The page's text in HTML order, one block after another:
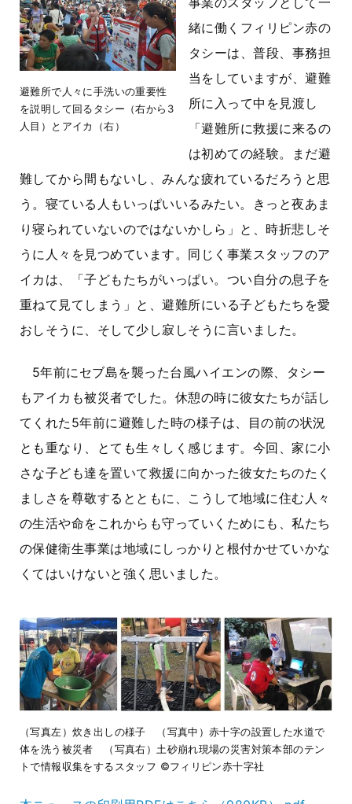
避難所で人々に手洗いの重要性
を説明して回るタシー（右から3
人目）とアイカ（右）
緒に働くフィリピン赤の
タシーは、普段、事務担
当をしていますが、避難
所に入って中を見渡し
「避難所に救援に来るの
は初めての経験。まだ避
難してから間もないし、みんな疲れているだろうと思
う。寝ている人もいっぱいいるみたい。きっと夜あま
り寝られていないのではないかしら」と、時折悲しそ
うに人々を見つめています。同じく事業スタッフのア
イカは、「子どもたちがいっぱい。つい自分の息子を
重ねて見てしまう」と、避難所にいる子どもたちを愛
おしそうに、そして少し寂しそうに言いました。
5年前にセブ島を襲った台風ハイエンの際、タシー
もアイカも被災者でした。休憩の時に彼女たちが話し
てくれた5年前に避難した時の様子は、目の前の状況
とも重なり、とても生々しく感じます。今回、家に小
さな子ども達を置いて救援に向かった彼女たちのたく
ましさを尊敬するとともに、こうして地域に住む人々
の生活や命をこれからも守っていくためにも、私たち
の保健衛生事業は地域にしっかりと根付かせていかな
くてはいけないと強く思いました。
（写真左）炊き出しの様子 （写真中）赤十字の設置した水道で
体を洗う被災者 （写真右）土砂崩れ現場の災害対策本部のテン
トで情報収集をするスタッフ ©フィリピン赤十字社